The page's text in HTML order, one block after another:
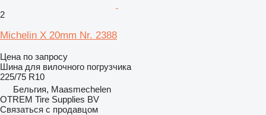
2
Michelin X 20mm Nr. 2388
Цена по запросу
Шина для вилочного погрузчика
225/75 R10
Бельгия, Maasmechelen
OTREM Tire Supplies BV
Связаться с продавцом